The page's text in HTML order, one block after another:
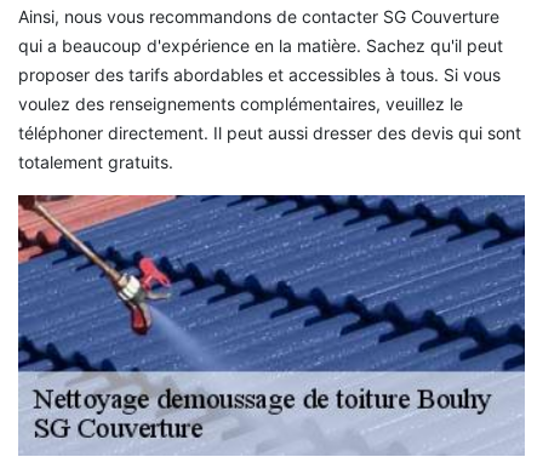
Ainsi, nous vous recommandons de contacter SG Couverture
qui a beaucoup d'expérience en la matière. Sachez qu'il peut
proposer des tarifs abordables et accessibles à tous. Si vous
voulez des renseignements complémentaires, veuillez le
téléphoner directement. Il peut aussi dresser des devis qui sont
totalement gratuits.